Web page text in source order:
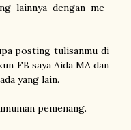
lainnya dengan me-
posting tulisanmu di
FB saya Aida MA dan
yang lain.
pemenang.